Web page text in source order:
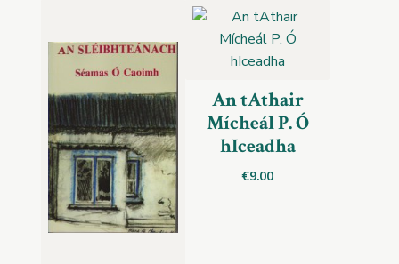
An tAthair
Mícheál P. Ó
hIceadha
€9.00